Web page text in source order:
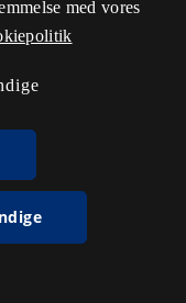
med vores